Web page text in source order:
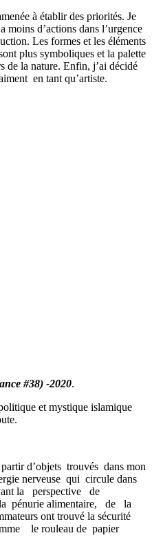
à établir des priorités. Je
moins d’actions dans l’urgence
Les formes et les éléments
plus symboliques et la palette
de la nature. Enfin, j’ai décidé
en tant qu’artiste.
#38) -2020.
et mystique islamique
d’objets trouvés dans mon
nerveuse qui circule dans
la perspective de
pénurie alimentaire, de la
ont trouvé la sécurité
le rouleau de papier